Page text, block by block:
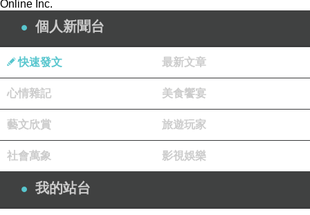
Online Inc.
個人新聞台
快速發文 最新文章
心情雜記 美食饗宴
藝文欣賞 旅遊玩家
社會萬象 影視娛樂
我的站台